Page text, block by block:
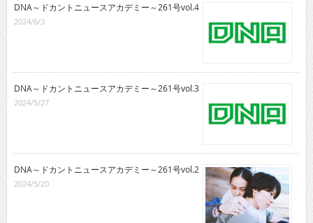
DNA～ドカントニュースアカデミー～261号vol.4
2024/6/3
DNA～ドカントニュースアカデミー～261号vol.3
2024/5/27
DNA～ドカントニュースアカデミー～261号vol.2
2024/5/20